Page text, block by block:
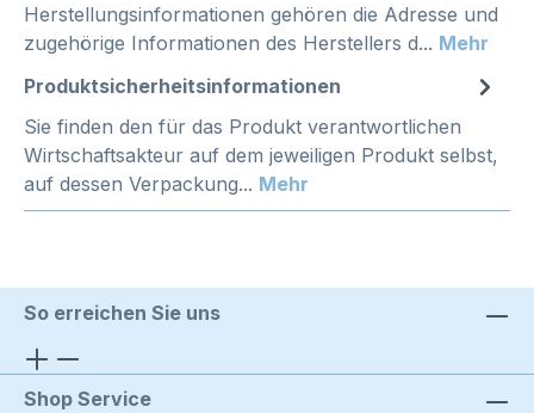
Herstellungsinformationen gehören die Adresse und
zugehörige Informationen des Herstellers d... Mehr
Produktsicherheitsinformationen
Sie finden den für das Produkt verantwortlichen
Wirtschaftsakteur auf dem jeweiligen Produkt selbst,
auf dessen Verpackung... Mehr
So erreichen Sie uns
Shop Service